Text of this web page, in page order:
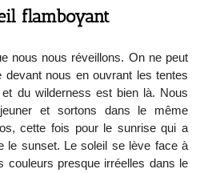
flamboyant
nous nous réveillons. On ne peut
devant nous en ouvrant les tentes
et du wilderness est bien là. Nous
et sortons dans le même
cette fois pour le sunrise qui a
le sunset. Le soleil se lève face à
couleurs presque irréelles dans le